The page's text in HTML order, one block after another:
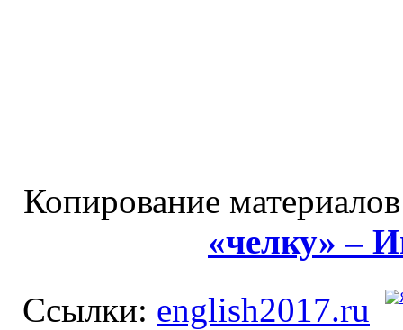
Копирование
«челку» –
Ссылки: english2017.ru